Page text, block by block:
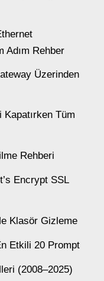
Adım Rehber
Üzerinden
Kapatırken Tüm
Rehberi
Encrypt SSL
Klasör Gizleme
Etkili 20 Prompt
(2008–2025)